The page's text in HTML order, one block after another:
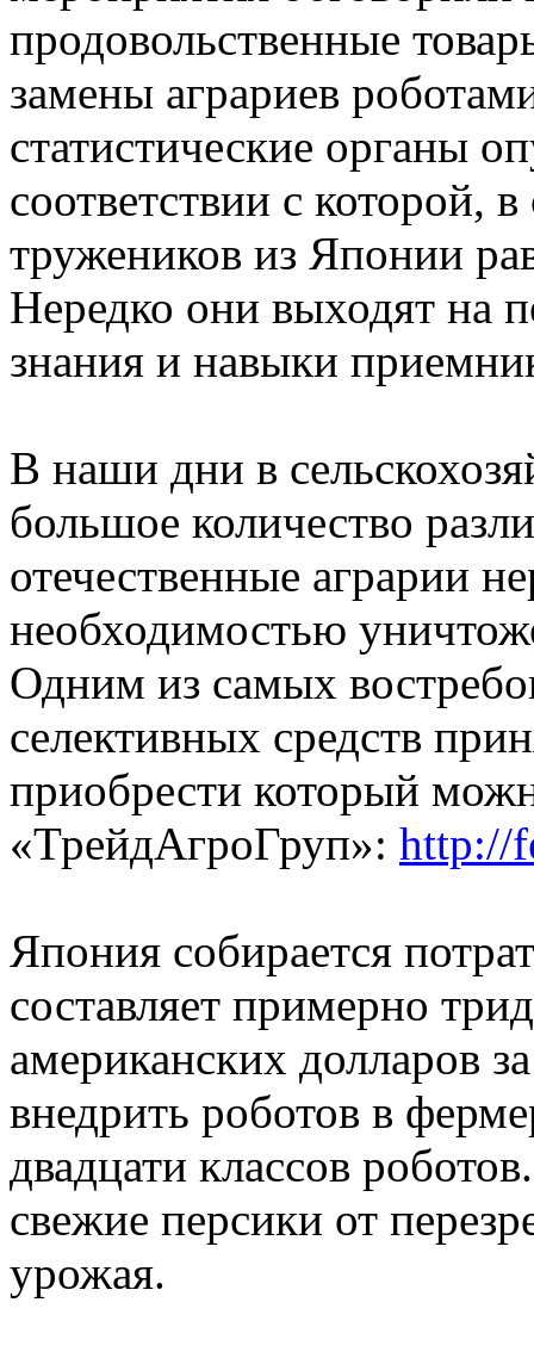
продовольственные
замены аграриев
статистические органы
соответствии с которой,
тружеников из Японии
Нередко они выходят на
знания и навыки
В наши дни в
большое количество
отечественные аграрии
необходимостью
Одним из самых
селективных средств
приобрести который
«ТрейдАгроГруп»: http://
Япония собирается
составляет примерно
американских долларов
внедрить роботов в
двадцати классов
свежие персики от
урожая.